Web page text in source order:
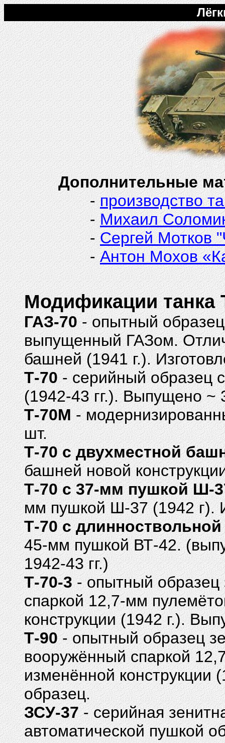
Дополнительные
-производство
-Михаил
-Сергей Мотков
-Антон Мохов
Модификации танка
ГАЗ-70- опытный
выпущенный ГАЗом.
башней (1941 г.).
Т-70- серийный образец
(1942-43 гг.). Выпущено ~
Т-70М-
шт.
Т-70 с двухместной
башней новой
Т-70 с 37-мм пушкой Ш-
мм пушкой Ш-37 (1942 г).
Т-70 с
45-мм пушкой ВТ-42.
1942-43 гг.)
Т-70-3- опытный образец
спаркой 12,7-мм
конструкции (1942 г.).
Т-90- опытный образец
вооружённый спаркой
изменённой конструкции
образец.
ЗСУ-37- серийная
автоматической пушкой